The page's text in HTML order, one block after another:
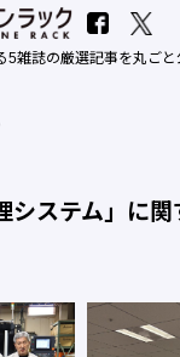
5雑誌の厳選記事を丸ごと
刊工業新聞社
システム」に